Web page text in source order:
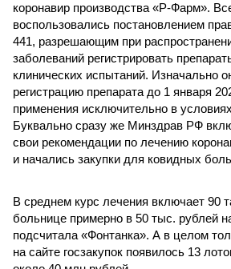
коронавир производства «Р-Фарм».
воспользовались постановлением
441, разрешающим при
заболеваний регистрировать
клинических испытаний. Изначально
регистрацию препарата до 1 января
применения исключительно в
Буквально сразу же Минздрав РФ
свои рекомендации по лечению
и начались закупки для ковидных
В среднем курс лечения включает 90
больнице примерно в 50 тыс. рублей
подсчитала «Фонтанка». А в целом
на сайте госзакупок появилось 13